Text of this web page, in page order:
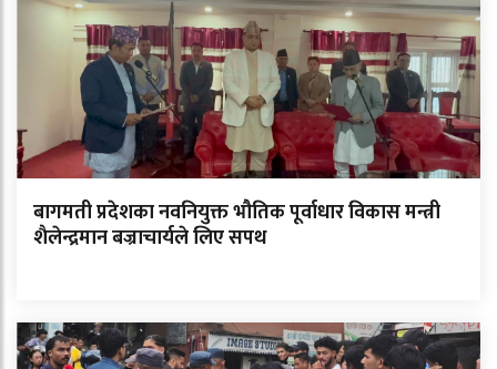
बागमती प्रदेशका नवनियुक्त भौतिक पूर्वाधार विकास मन्त्री
शैलेन्द्रमान बज्राचार्यले लिए सपथ